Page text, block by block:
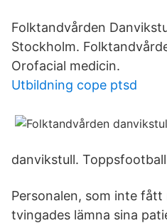
Folktandvården
Stockholm.
Orofacial medicin.
Utbildning cope ptsd
danvikstull.
Personalen, som inte
tvingades lämna sina